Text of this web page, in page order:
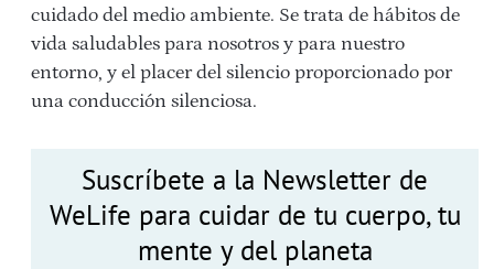
cuidado del medio ambiente. Se trata de hábitos de
vida saludables para nosotros y para nuestro
entorno, y el placer del silencio proporcionado por
una conducción silenciosa.
Suscríbete a la Newsletter de
WeLife para cuidar de tu cuerpo, tu
mente y del planeta